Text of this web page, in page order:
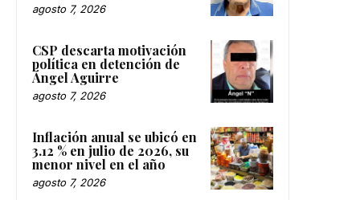
agosto 7, 2026
CSP descarta motivación
política en detención de
Ángel Aguirre
agosto 7, 2026
Inflación anual se ubicó en
3.12 % en julio de 2026, su
menor nivel en el año
agosto 7, 2026